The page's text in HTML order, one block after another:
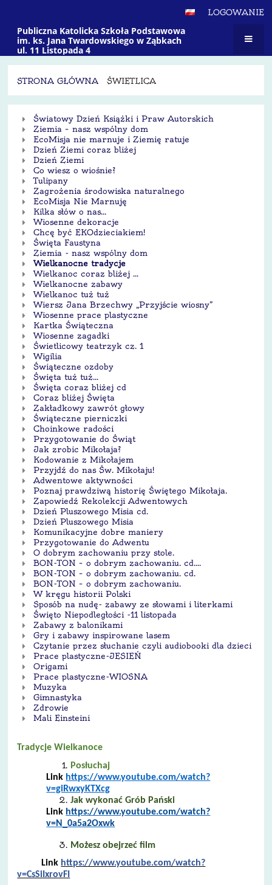
LOGOWANIE
Publiczna Katolicka Szkoła Podstawowa
im. ks. Jana Twardowskiego w Ząbkach
ul. 11 Listopada 4
STRONA GŁÓWNA ŚWIETLICA
Świetlica
Światowy Dzień Książki i Praw Autorskich
Ziemia – nasz wspólny dom
EcoMisja nie marnuje i Ziemię ratuje
Dzień Ziemi coraz bliżej
Dzień Ziemi
Co wiesz o wiośnie?
Tulipany
Zagrożenia środowiska naturalnego
EcoMisja Nie Marnuję
Kilka słów o nas...
Wiosenne dekoracje
Chcę być EKOdzieciakiem!
Święta Faustyna
Ziemia - nasz wspólny dom
Wielkanocne tradycje
Wielkanoc coraz bliżej ...
Wielkanocne zabawy
Wielkanoc tuż tuż
Wiersz Jana Brzechwy „Przyjście wiosny”
Wiosenne prace plastyczne
Kartka Świąteczna
Wiosenne zagadki
Świetlicowy teatrzyk cz. 1
Wigilia
Świąteczne ozdoby
Święta tuż tuż...
Święta coraz bliżej cd
Coraz bliżej Święta
Zakładkowy zawrót głowy
Świąteczne pierniczki
Choinkowe radości
Przygotowanie do Świąt
Jak zrobic Mikołaja?
Kodowanie z Mikołajem
Przyjdź do nas Św. Mikołaju!
Adwentowe aktywności
Poznaj prawdziwą historię Świętego Mikołaja.
Zapowiedź Rekolekcji Adwentowych
Dzień Pluszowego Misia cd.
Dzień Pluszowego Misia
Komunikacyjne dobre maniery
Przygotowanie do Adwentu
O dobrym zachowaniu przy stole.
BON-TON – o dobrym zachowaniu. cd....
BON-TON – o dobrym zachowaniu. cd.
BON-TON – o dobrym zachowaniu.
W kręgu historii Polski
Sposób na nudę- zabawy ze słowami i literkami
Święto Niepodległości -11 listopada
Zabawy z balonikami
Gry i zabawy inspirowane lasem
Czytanie przez słuchanie czyli audiobooki dla dzieci
Prace plastyczne-JESIEŃ
Origami
Prace plastyczne-WIOSNA
Muzyka
Gimnastyka
Zdrowie
Mali Einsteini
Tradycje Wielkanoce
Posłuchaj
Link https://www.youtube.com/watch?
v=giRwxyKTXcg
Jak wykonać Grób Pański
Link https://www.youtube.com/watch?
v=N_0a5a2Oxwk
Możesz obejrzeć film
Link https://www.youtube.com/watch?
v=CsSiIxrovFI